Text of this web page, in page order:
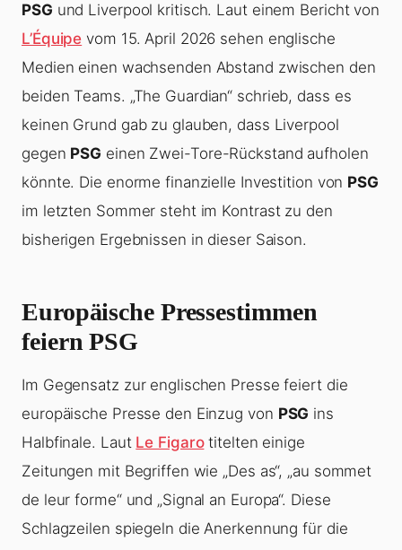
PSG und Liverpool kritisch. Laut einem Bericht von
L’Équipe vom 15. April 2026 sehen englische
Medien einen wachsenden Abstand zwischen den
beiden Teams. „The Guardian“ schrieb, dass es
keinen Grund gab zu glauben, dass Liverpool
gegen PSG einen Zwei-Tore-Rückstand aufholen
könnte. Die enorme finanzielle Investition von PSG
im letzten Sommer steht im Kontrast zu den
bisherigen Ergebnissen in dieser Saison.
Europäische Pressestimmen
feiern PSG
Im Gegensatz zur englischen Presse feiert die
europäische Presse den Einzug von PSG ins
Halbfinale. Laut Le Figarotitelten einige
Zeitungen mit Begriffen wie „Des as“, „au sommet
de leur forme“ und „Signal an Europa“. Diese
Schlagzeilen spiegeln die Anerkennung für die